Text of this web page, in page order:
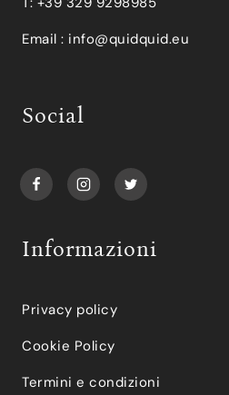
Email : info@quidquid.eu
Social
Informazioni
Privacy policy
Cookie Policy
Termini e condizioni